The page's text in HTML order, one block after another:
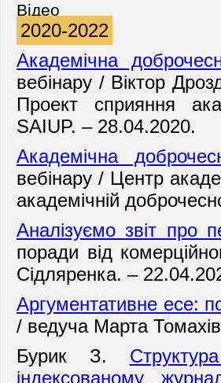
Відео
2020-2022
Академічна
вебінару / Віктор
Проект сприяння
SAIUP. – 28.04.2020.
Академічна
вебінару / Центр
академічній
Аналізуємо звіт про
поради від
Сідляренка. –
Аргументативне есе:
/ ведуча Марта
Бурик З.
індексованому